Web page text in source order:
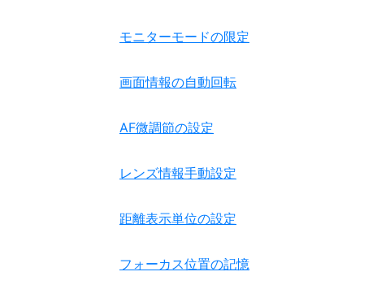
モニターモードの限定
画面情報の自動回転
AF微調節の設定
レンズ情報手動設定
距離表示単位の設定
フォーカス位置の記憶